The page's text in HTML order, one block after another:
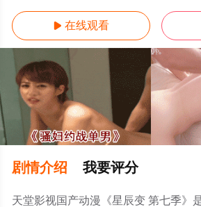
 在线观看
剧情介绍 我要评分
天堂影视国产动漫《星辰变 第七季》